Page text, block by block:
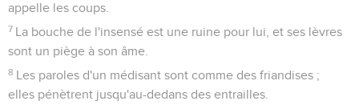
appelle les coups.
7 La bouche de l'insensé est une ruine pour lui, et ses lèvres
sont un piège à son âme.
8 Les paroles d'un médisant sont comme des friandises ;
elles pénètrent jusqu'au-dedans des entrailles.